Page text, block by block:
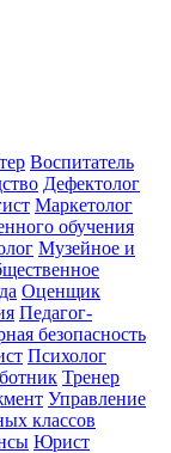
Воспитатель
Дефектолог
Маркетолог
обучения
Музейное и
Оценщик
Педагог-
безопасность
Психолог
Тренер
Управление
классов
Юрист